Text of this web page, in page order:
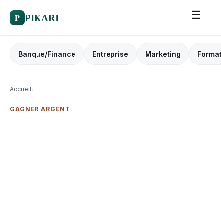
P PIKARI ☰
Banque/Finance Entreprise Marketing
Accueil›
GAGNER ARGENT